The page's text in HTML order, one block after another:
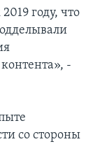
году, что
-
со стороны